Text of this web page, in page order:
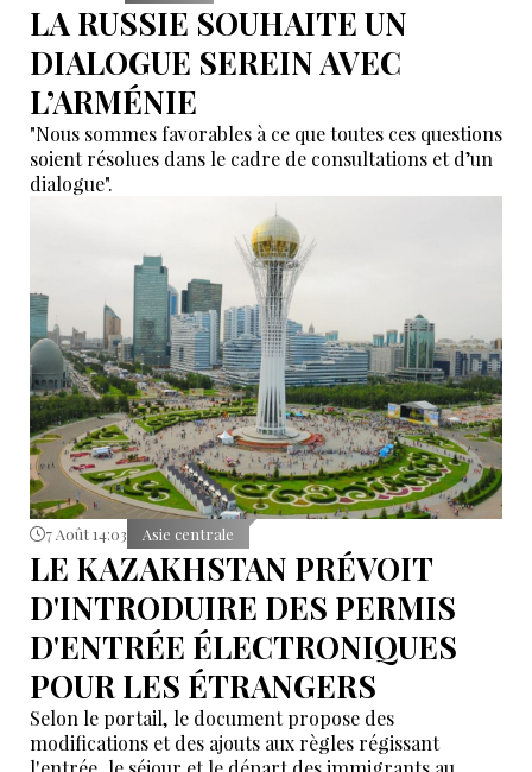
LA RUSSIE SOUHAITE UN
DIALOGUE SEREIN AVEC
L’ARMÉNIE
"Nous sommes favorables à ce que toutes ces questions
soient résolues dans le cadre de consultations et d’un
dialogue".
7 Août 14:03 Asie centrale
LE KAZAKHSTAN PRÉVOIT
D'INTRODUIRE DES PERMIS
D'ENTRÉE ÉLECTRONIQUES
POUR LES ÉTRANGERS
Selon le portail, le document propose des
modifications et des ajouts aux règles régissant